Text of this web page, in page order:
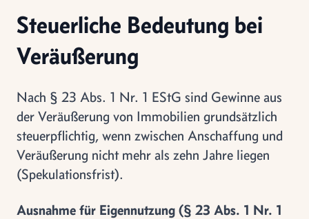
Steuerliche Bedeutung bei
Veräußerung
Nach § 23 Abs. 1 Nr. 1 EStG sind Gewinne aus
der Veräußerung von Immobilien grundsätzlich
steuerpflichtig, wenn zwischen Anschaffung und
Veräußerung nicht mehr als zehn Jahre liegen
(Spekulationsfrist).
Ausnahme für Eigennutzung (§ 23 Abs. 1 Nr. 1